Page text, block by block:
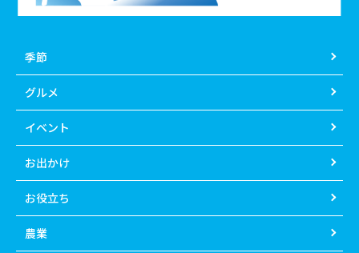
季節
グルメ
イベント
お出かけ
お役立ち
農業